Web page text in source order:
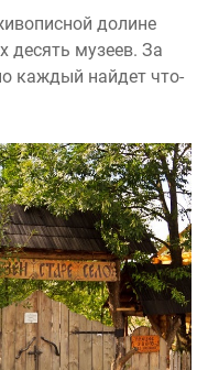
долине
десять музеев. За
каждый найдет что-